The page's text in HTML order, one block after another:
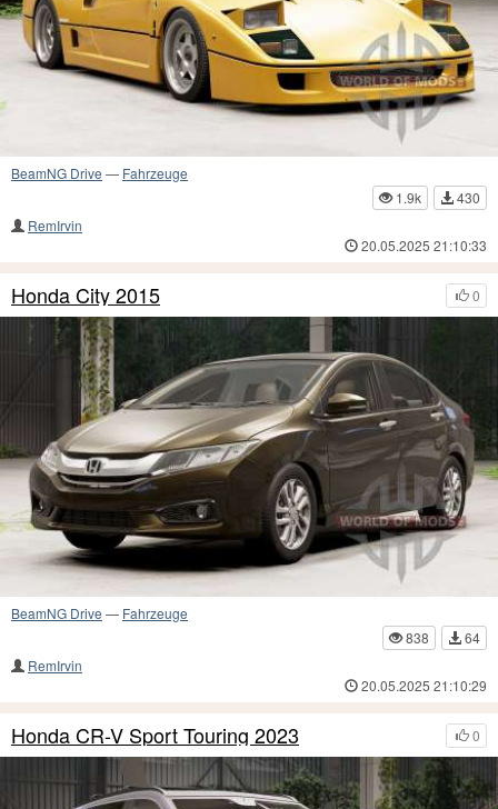
BeamNG Drive — Fahrzeuge
1.9k
430
RemIrvin
20.05.2025 21:10:33
0
Honda City 2015
BeamNG Drive — Fahrzeuge
838
64
RemIrvin
20.05.2025 21:10:29
0
Honda CR-V Sport Touring 2023